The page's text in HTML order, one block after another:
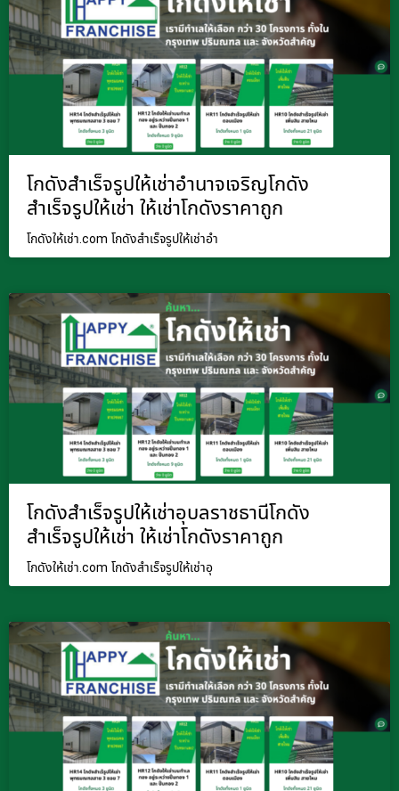
โกดังสำเร็จรูปให้เช่าอำนาจเจริญโกดัง
สำเร็จรูปให้เช่า ให้เช่าโกดังราคาถูก
โกดังให้เช่า.com โกดังสำเร็จรูปให้เช่าอำ
โกดังสำเร็จรูปให้เช่าอุบลราชธานีโกดัง
สำเร็จรูปให้เช่า ให้เช่าโกดังราคาถูก
โกดังให้เช่า.com โกดังสำเร็จรูปให้เช่าอุ